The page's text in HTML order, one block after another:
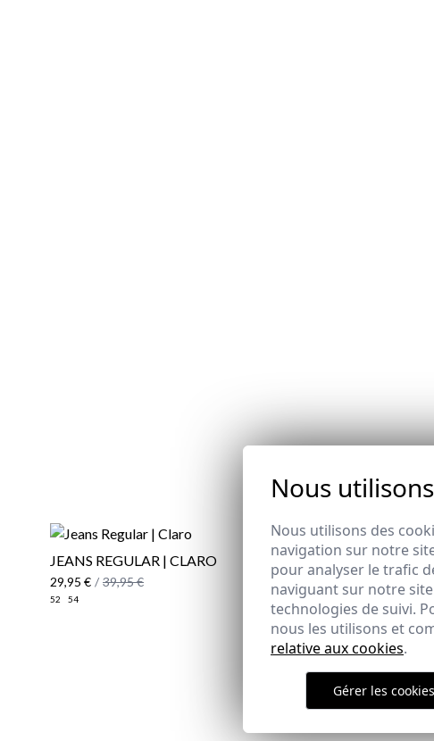
JEANS REGULAR | CLARO
29,95 € / 39,95 €
52 54
PARKA TREND
34,95 € 79,95 €
Nous
Nous utilisons des
navigation sur notre
pour analyser le trafic
naviguant sur notre
technologies de suivi.
nous les utilisons et
relative aux cookies.
Gérer les cookies